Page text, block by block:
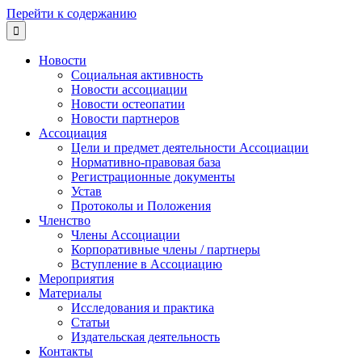
Перейти к содержанию

Новости
Социальная активность
Новости ассоциации
Новости остеопатии
Новости партнеров
Ассоциация
Цели и предмет деятельности Ассоциации
Нормативно-правовая база
Регистрационные документы
Устав
Протоколы и Положения
Членство
Члены Ассоциации
Корпоративные члены / партнеры
Вступление в Ассоциацию
Мероприятия
Материалы
Исследования и практика
Статьи
Издательская деятельность
Контакты